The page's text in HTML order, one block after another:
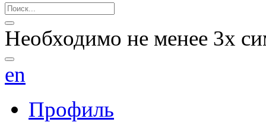
Необходимо не менее 3х
en
Профиль